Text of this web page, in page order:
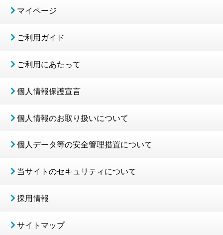
マイページ
ご利用ガイド
ご利用にあたって
個人情報保護宣言
個人情報のお取り扱いについて
個人データ等の安全管理措置について
当サイトのセキュリティについて
採用情報
サイトマップ